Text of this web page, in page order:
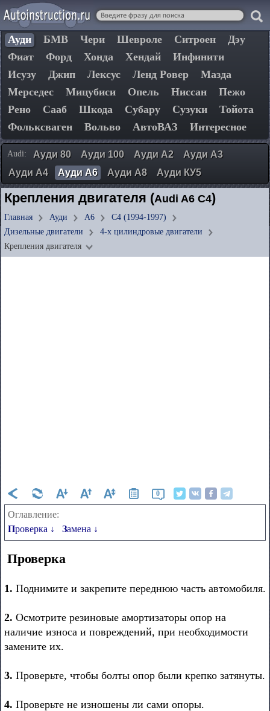
Ауди БМВ Чери Шевроле Ситроен
Дэу
Фиат
Форд Хонда Хендай
Инфинити
Исузу
Джип Лексус Ленд Ровер
Мазда
Мерседес
Мицубиси Опель Ниссан
Пежо
Рено
Сааб Шкода Субару Сузуки
Тойота
Фольксваген
Вольво АвтоВАЗ Интересное
Audi: Ауди 80 Ауди 100 Ауди А2
Ауди А3
Ауди А4
Ауди А6 Ауди А8 Ауди КУ5
Крепления двигателя (Audi A6 C4)
Главная Ауди А6
C4 (1994-1997)
Дизельные двигатели
4-х цилиндровые двигатели
Крепления двигателя
0
Оглавление:
Проверка ↓
Замена ↓
Проверка
1. Поднимите и закрепите переднюю часть автомобиля.
2. Осмотрите резиновые амортизаторы опор на
наличие износа и повреждений, при необходимости
замените их.
3. Проверьте, чтобы болты опор были крепко затянуты.
4. Проверьте не изношены ли сами опоры.